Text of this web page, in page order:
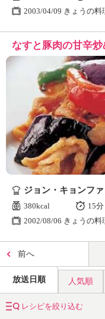
2003/04/09 きょうの料
なすと豚肉の甘辛炒
ジョン・キョンファ
380kcal
15分
2002/08/06 きょうの料
前へ
放送日順 人気順
レシピを絞り込む